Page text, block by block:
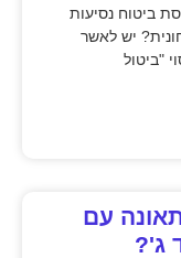
ביטוח נסיעות
יש לאשר
"ביטול
עם
ג'?